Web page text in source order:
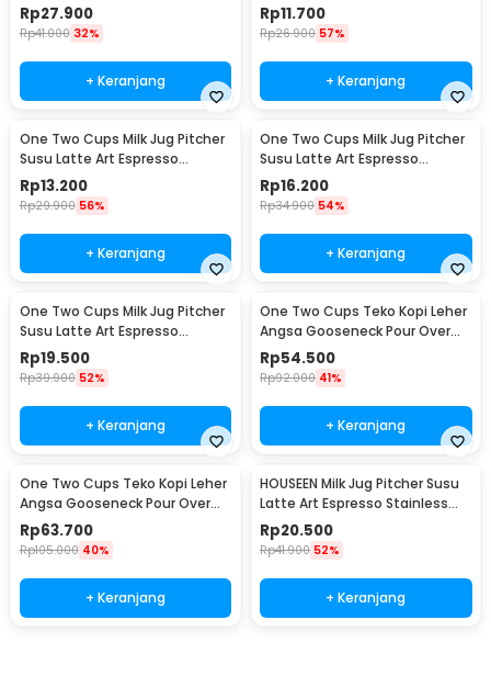
Stainless Steel 200ml - J068
Rp27.900
Rp41.000 32%
+ Keranjang
Stainless Steel 1oz - S06HG
Rp11.700
Rp26.900 57%
+ Keranjang
One Two Cups Milk Jug Pitcher
Susu Latte Art Espresso
Stainless Steel 1.5oz - S06HG
Rp13.200
Rp29.900 56%
+ Keranjang
One Two Cups Milk Jug Pitcher
Susu Latte Art Espresso
Stainless Steel 3oz - S06HG
Rp16.200
Rp34.900 54%
+ Keranjang
One Two Cups Milk Jug Pitcher
Susu Latte Art Espresso
Stainless Steel 5oz - S06HG
Rp19.500
Rp39.900 52%
+ Keranjang
One Two Cups Teko Kopi Leher
Angsa Gooseneck Pour Over
Drip Kettle 250ml - AA049
Rp54.500
Rp92.000 41%
+ Keranjang
One Two Cups Teko Kopi Leher
Angsa Gooseneck Pour Over
Drip Kettle 350ml - AA049
Rp63.700
Rp105.000 40%
+ Keranjang
HOUSEEN Milk Jug Pitcher Susu
Latte Art Espresso Stainless
Steel 55ml - DL060
Rp20.500
Rp41.900 52%
+ Keranjang